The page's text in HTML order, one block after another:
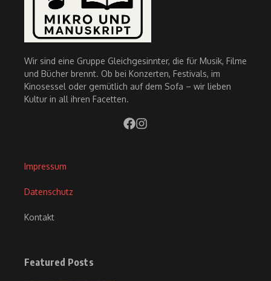
Wir sind eine Gruppe Gleichgesinnter, die für Musik, Filme
und Bücher brennt. Ob bei Konzerten, Festivals, im
Kinosessel oder gemütlich auf dem Sofa – wir lieben
Kultur in all ihren Facetten.
Impressum
Datenschutz
Kontakt
Featured Posts